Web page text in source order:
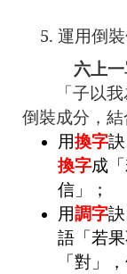
5. 運用倒裝
六上
「子以
倒裝成分，結
用換字
換字成
信」；
用調字
語「若
「對」